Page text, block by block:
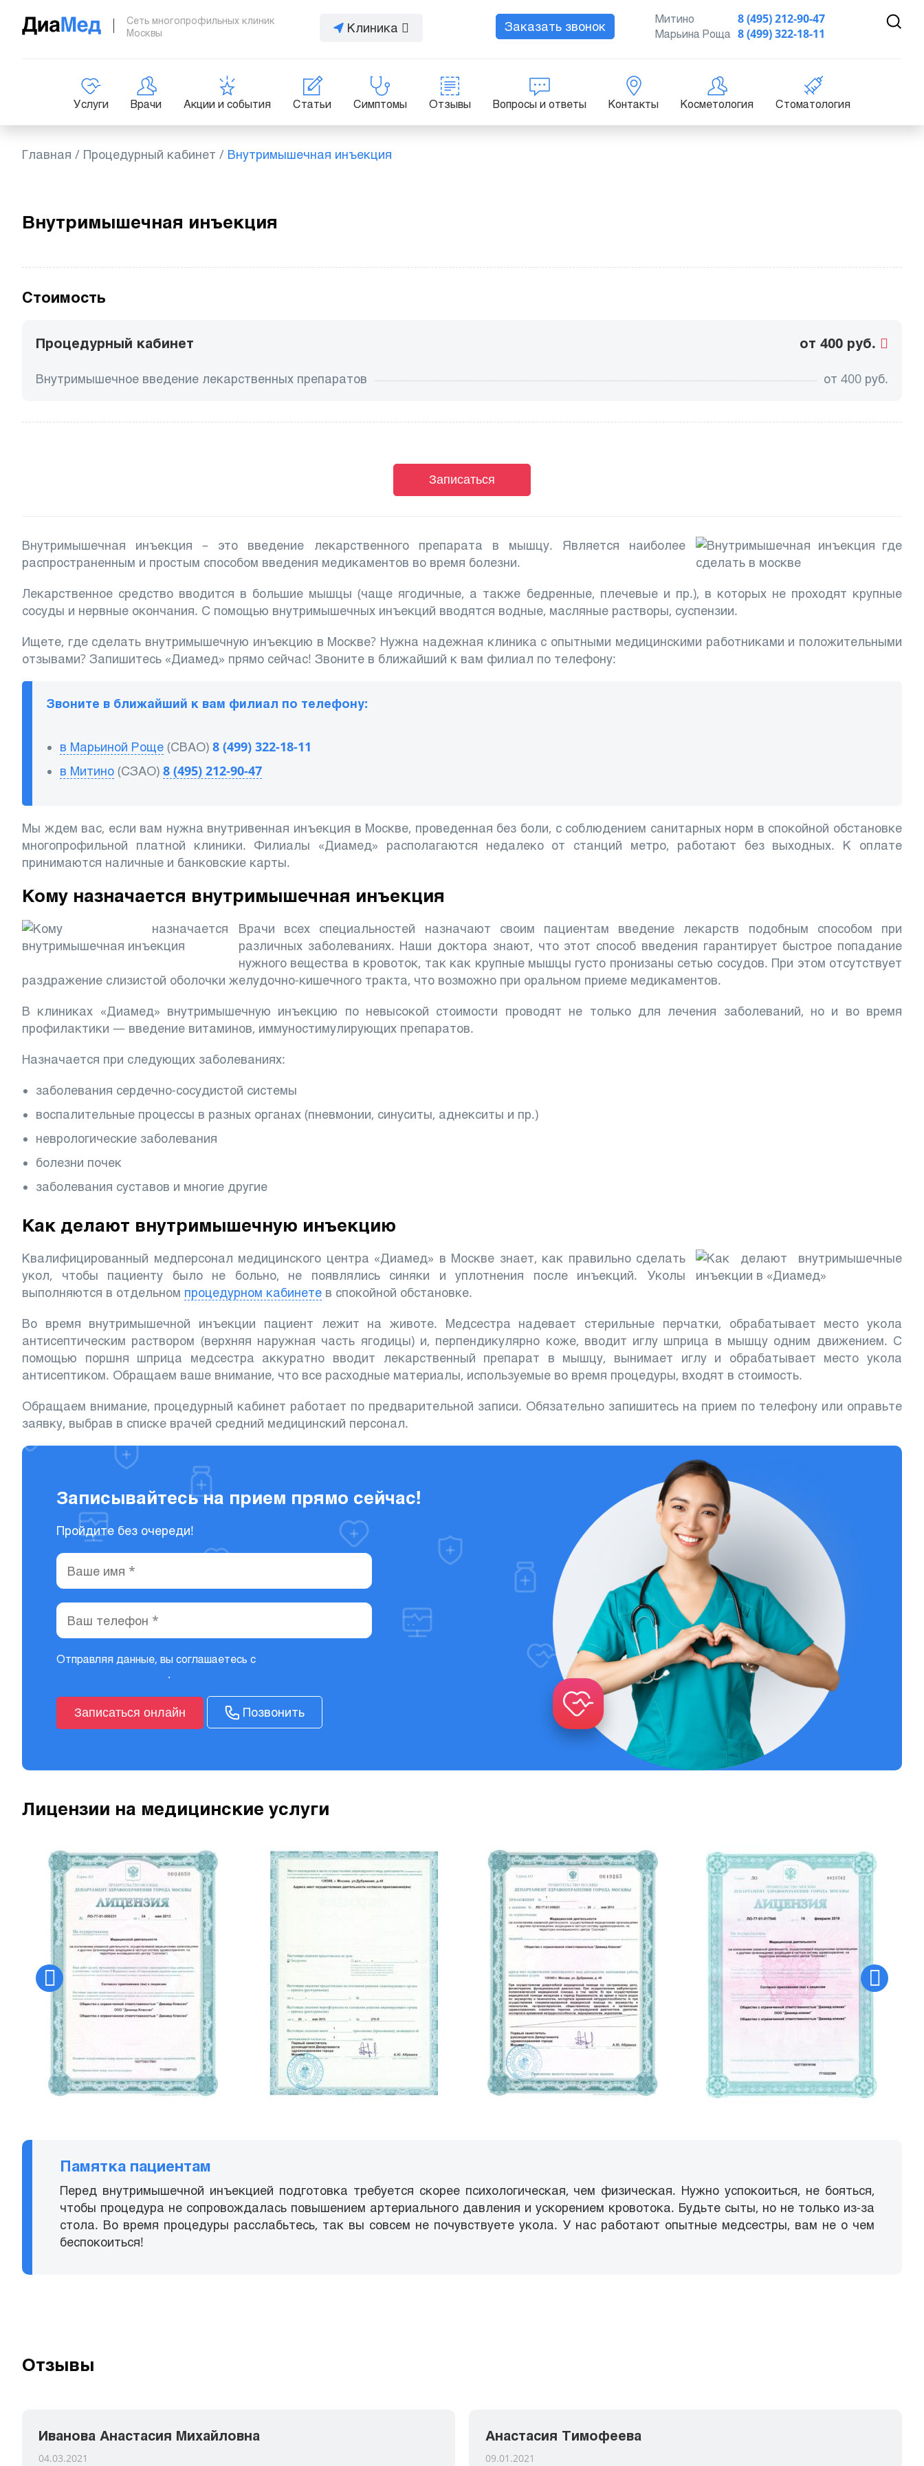
Сеть многопрофильных клиник
Москвы
Клиника Заказать звонок
8 (495) 212-90-47
Митино
8 (499) 322-18-11
Марьина Роща
Услуги Врачи Акции и события Статьи Симптомы Отзывы Вопросы и ответы Контакты Косметология Стоматология
Главная / Процедурный кабинет / Внутримышечная инъекция
Внутримышечная инъекция
Стоимость
Процедурный кабинет от 400 руб.
Внутримышечное введение лекарственных препаратов от 400 руб.
Записаться
Внутримышечная инъекция – это введение лекарственного препарата в мышцу. Является наиболее
распространенным и простым способом введения медикаментов во время болезни.
Лекарственное средство вводится в большие мышцы (чаще ягодичные, а также бедренные, плечевые и пр.), в которых не проходят крупные
сосуды и нервные окончания. С помощью внутримышечных инъекций вводятся водные, масляные растворы, суспензии.
Ищете, где сделать внутримышечную инъекцию в Москве? Нужна надежная клиника с опытными медицинскими работниками и положительными
отзывами? Запишитесь «Диамед» прямо сейчас! Звоните в ближайший к вам филиал по телефону:
Звоните в ближайший к вам филиал по телефону:
в Марьиной Роще (СВАО) 8 (499) 322-18-11
в Митино (СЗАО) 8 (495) 212-90-47
Мы ждем вас, если вам нужна внутривенная инъекция в Москве, проведенная без боли, с соблюдением санитарных норм в спокойной обстановке
многопрофильной платной клиники. Филиалы «Диамед» располагаются недалеко от станций метро, работают без выходных. К оплате
принимаются наличные и банковские карты.
Кому назначается внутримышечная инъекция
Врачи всех специальностей назначают своим пациентам введение лекарств подобным способом при
различных заболеваниях. Наши доктора знают, что этот способ введения гарантирует быстрое попадание
нужного вещества в кровоток, так как крупные мышцы густо пронизаны сетью сосудов. При этом отсутствует
раздражение слизистой оболочки желудочно-кишечного тракта, что возможно при оральном приеме медикаментов.
В клиниках «Диамед» внутримышечную инъекцию по невысокой стоимости проводят не только для лечения заболеваний, но и во время
профилактики — введение витаминов, иммуностимулирующих препаратов.
Назначается при следующих заболеваниях:
заболевания сердечно-сосудистой системы
воспалительные процессы в разных органах (пневмонии, синуситы, аднекситы и пр.)
неврологические заболевания
болезни почек
заболевания суставов и многие другие
Как делают внутримышечную инъекцию
Квалифицированный медперсонал медицинского центра «Диамед» в Москве знает, как правильно сделать
укол, чтобы пациенту было не больно, не появлялись синяки и уплотнения после инъекций. Уколы
выполняются в отдельном процедурном кабинете в спокойной обстановке.
Во время внутримышечной инъекции пациент лежит на животе. Медсестра надевает стерильные перчатки, обрабатывает место укола
антисептическим раствором (верхняя наружная часть ягодицы) и, перпендикулярно коже, вводит иглу шприца в мышцу одним движением. С
помощью поршня шприца медсестра аккуратно вводит лекарственный препарат в мышцу, вынимает иглу и обрабатывает место укола
антисептиком. Обращаем ваше внимание, что все расходные материалы, используемые во время процедуры, входят в стоимость.
Обращаем внимание, процедурный кабинет работает по предварительной записи. Обязательно запишитесь на прием по телефону или оправьте
заявку, выбрав в списке врачей средний медицинский персонал.
Записывайтесь на прием прямо сейчас!
Пройдите без очереди!
Отправляя данные, вы соглашаетесь с
.
Записаться онлайн Позвонить
Лицензии на медицинские услуги
Памятка пациентам
Перед внутримышечной инъекцией подготовка требуется скорее психологическая, чем физическая. Нужно успокоиться, не бояться,
чтобы процедура не сопровождалась повышением артериального давления и ускорением кровотока. Будьте сыты, но не только из-за
стола. Во время процедуры расслабьтесь, так вы совсем не почувствуете укола. У нас работают опытные медсестры, вам не о чем
беспокоиться!
Отзывы
Иванова Анастасия Михайловна
04.03.2021
Анастасия Тимофеева
09.01.2021